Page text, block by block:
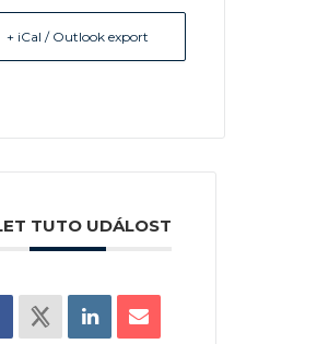
+ iCal / Outlook export
TUTO UDÁLOST